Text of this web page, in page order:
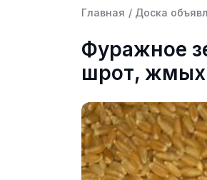
Главная / Доска
Фуражное
шрот, жмых